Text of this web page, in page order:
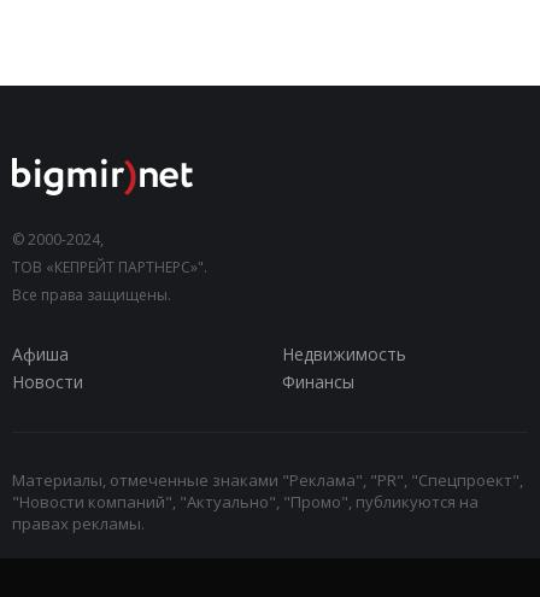
© 2000-2024,
ТОВ «КЕПРЕЙТ ПАРТНЕРС»".
Все права защищены.
Афиша
Недвижимость
Новости
Финансы
Материалы, отмеченные знаками "Реклама", "PR", "Спецпроект",
"Новости компаний", "Актуально", "Промо", публикуются на
правах рекламы.